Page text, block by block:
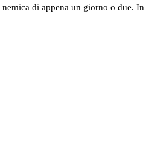
di appena un giorno o due. In